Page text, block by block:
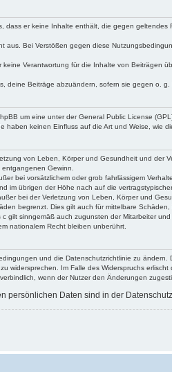
dass er keine Inhalte enthält, die gegen
aus. Bei Verstößen gegen diese
keine Verantwortung für die Inhalte von Beiträgen
deine Beiträge abzuändern, sofern sie gegen o.
um eine unter der General Public License
haben keinen Einfluss auf die Art und Weise, wie
von Leben, Körper und Gesundheit und der
Gewinn.
bei vorsätzlichem oder grob fahrlässigem
im übrigen der Höhe nach auf die
bei der Verletzung von Leben, Körper und
begrenzt. Dies gilt auch für mittelbare
gilt sinngemäß auch zugunsten der Mitarbeiter
nationalem Recht bleiben unberührt.
und die Datenschutzrichtlinie zu ändern.
widersprechen. Im Falle des Widerspruchs
wenn der Nutzer den Änderungen
persönlichen Daten sind in der